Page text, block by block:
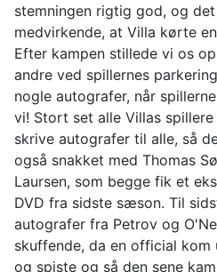
stemningen rigtig god, og
medvirkende, at Villa kørte
Efter kampen stillede vi os
andre ved spillernes
nogle autografer, når
vi! Stort set alle Villas
skrive autografer til alle, så
også snakket med Thomas
Laursen, som begge fik et
DVD fra sidste sæson. Til
autografer fra Petrov og
skuffende, da en official kom
og spiste og så den sene